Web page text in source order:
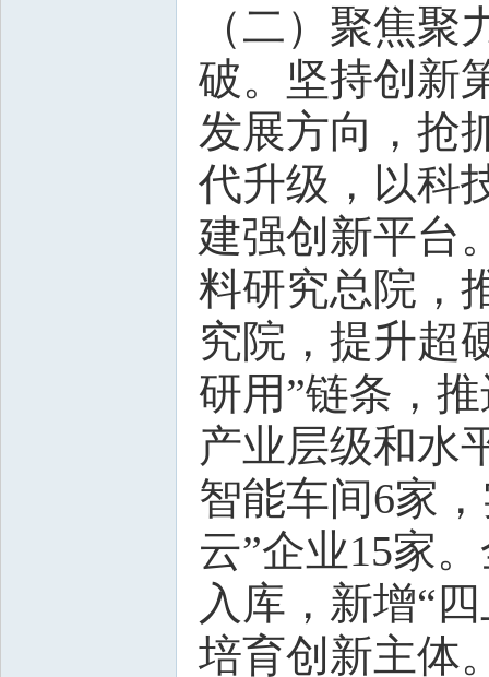
（二）聚焦
破。坚持创新
发展方向，抢
代升级，以科
建强创新平台
料研究总院，
究院，提升超
研用”链条，
产业层级和水
智能车间6家
云”企业15家
入库，新增“
培育创新主体